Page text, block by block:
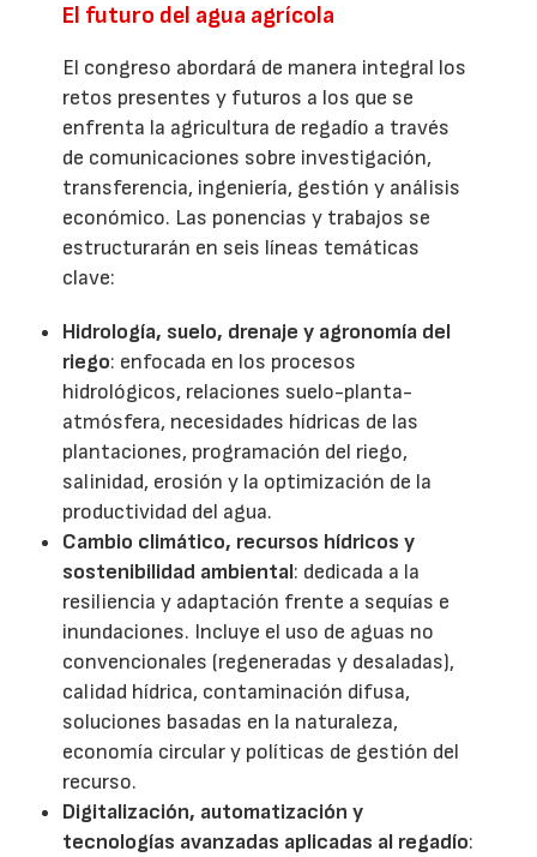
El futuro del agua agrícola
El congreso abordará de manera integral los
retos presentes y futuros a los que se
enfrenta la agricultura de regadío a través
de comunicaciones sobre investigación,
transferencia, ingeniería, gestión y análisis
económico. Las ponencias y trabajos se
estructurarán en seis líneas temáticas
clave:
Hidrología, suelo, drenaje y agronomía del
riego: enfocada en los procesos
hidrológicos, relaciones suelo-planta-
atmósfera, necesidades hídricas de las
plantaciones, programación del riego,
salinidad, erosión y la optimización de la
productividad del agua.
Cambio climático, recursos hídricos y
sostenibilidad ambiental: dedicada a la
resiliencia y adaptación frente a sequías e
inundaciones. Incluye el uso de aguas no
convencionales (regeneradas y desaladas),
calidad hídrica, contaminación difusa,
soluciones basadas en la naturaleza,
economía circular y políticas de gestión del
recurso.
Digitalización, automatización y
tecnologías avanzadas aplicadas al regadío: